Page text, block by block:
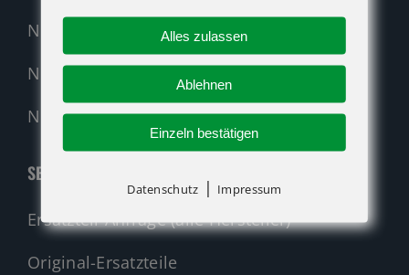
Neumaschinen Genie
Neumaschinen Merlo
Nehmen Sie Kontakt auf!
SERVICE
Ersatzteil-Anfrage (alle Hersteller)
Original-Ersatzteile
Alles zulassen
Ablehnen
Einzeln bestätigen
Datenschutz | Impressum